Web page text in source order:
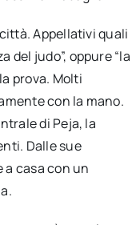
Appellativi quali
del judo”, oppure “la
prova. Molti
con la mano.
di Peja, la
Dalle sue
a casa con un